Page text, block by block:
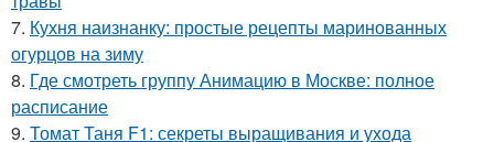
7. Кухня наизнанку: простые рецепты маринованных
огурцов на зиму
8. Где смотреть группу Анимацию в Москве: полное
расписание
9. Томат Таня F1: секреты выращивания и ухода